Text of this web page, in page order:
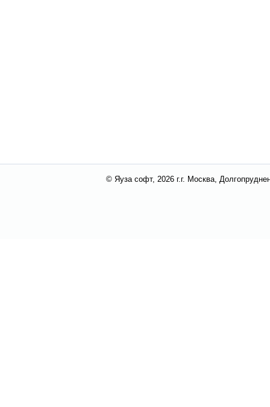
© Яуза софт, 2026 г.г. Москва,